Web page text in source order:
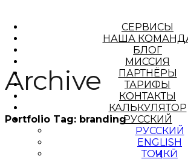
СЕРВИСЫ
НАША
БЛОГ
МИССИЯ
ПАРТНЁРЫ
ТАРИФЫ
КОНТАКТЫ
КАЛЬКУЛЯТОР
РУССКИЙ
РУССКИЙ
ENGLISH
ТОҶИКӢ
Archive
Portfolio Tag: branding